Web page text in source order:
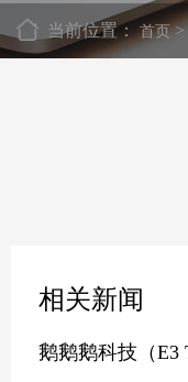
当前位置：首页>
相关新闻
鹅鹅鹅科技（E3